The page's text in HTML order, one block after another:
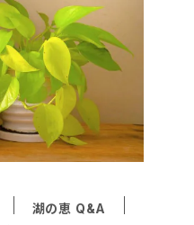
湖の恵 Q&A